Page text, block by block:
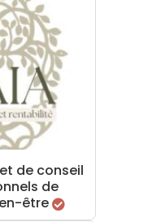
de conseil
de
être